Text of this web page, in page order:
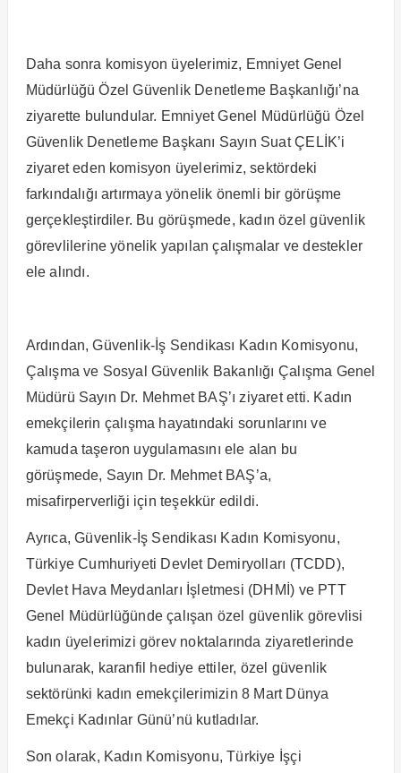
Daha sonra komisyon üyelerimiz, Emniyet Genel
Müdürlüğü Özel Güvenlik Denetleme Başkanlığı’na
ziyarette bulundular. Emniyet Genel Müdürlüğü Özel
Güvenlik Denetleme Başkanı Sayın Suat ÇELİK’i
ziyaret eden komisyon üyelerimiz, sektördeki
farkındalığı artırmaya yönelik önemli bir görüşme
gerçekleştirdiler. Bu görüşmede, kadın özel güvenlik
görevlilerine yönelik yapılan çalışmalar ve destekler
ele alındı.
Ardından, Güvenlik-İş Sendikası Kadın Komisyonu,
Çalışma ve Sosyal Güvenlik Bakanlığı Çalışma Genel
Müdürü Sayın Dr. Mehmet BAŞ’ı ziyaret etti. Kadın
emekçilerin çalışma hayatındaki sorunlarını ve
kamuda taşeron uygulamasını ele alan bu
görüşmede, Sayın Dr. Mehmet BAŞ’a,
misafirperverliği için teşekkür edildi.
Ayrıca, Güvenlik-İş Sendikası Kadın Komisyonu,
Türkiye Cumhuriyeti Devlet Demiryolları (TCDD),
Devlet Hava Meydanları İşletmesi (DHMİ) ve PTT
Genel Müdürlüğünde çalışan özel güvenlik görevlisi
kadın üyelerimizi görev noktalarında ziyaretlerinde
bulunarak, karanfil hediye ettiler, özel güvenlik
sektörünki kadın emekçilerimizin 8 Mart Dünya
Emekçi Kadınlar Günü’nü kutladılar.
Son olarak, Kadın Komisyonu, Türkiye İşçi